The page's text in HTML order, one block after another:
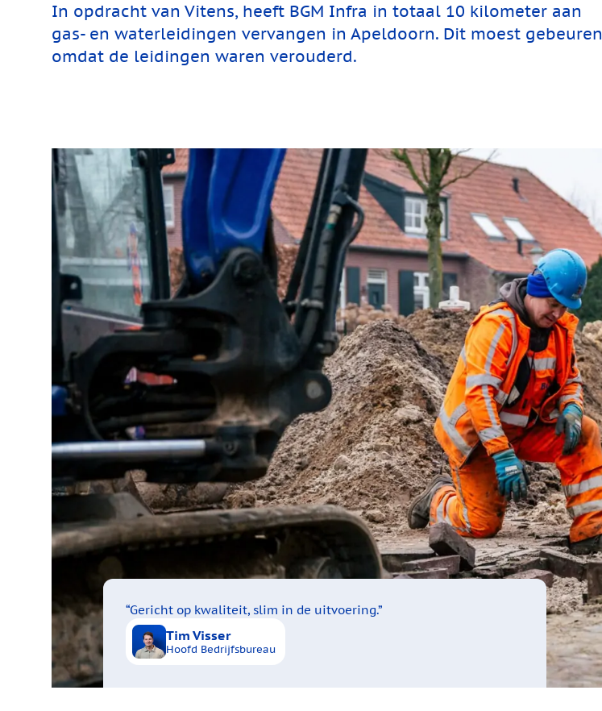
In opdracht van Vitens, heeft BGM Infra in totaal 10 kilometer aan
gas- en waterleidingen vervangen in Apeldoorn. Dit moest gebeuren
omdat de leidingen waren verouderd.
“Gericht op kwaliteit, slim in de uitvoering.”
Tim Visser
Hoofd Bedrijfsbureau